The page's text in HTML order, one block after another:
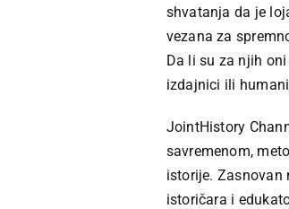
shvatanja da je
vezana za
Da li su za njih oni
izdajnici ili
JointHistory
savremenom,
istorije. Zasnovan
istoričara i